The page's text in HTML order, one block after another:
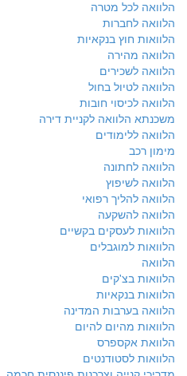
הלוואה לכל מטרה
הלוואה לחברות
הלוואות חוץ בנקאיות
הלוואה מהירה
הלוואה לשכירים
הלוואה לטיול בחול
הלוואה לכיסוי חובות
משכנתא הלוואה לקניית דירה
הלוואה ללימודים
מימון רכב
הלוואה לחתונה
הלוואה לשיפוץ
הלוואה להליך רפואי
הלוואה להשקעה
הלוואות לעסקים בקשיים
הלוואות למוגבלים
הלוואה
הלוואות בצ'קים
הלוואות בנקאיות
הלוואה בערבות המדינה
הלוואות מהיום להיום
הלוואת אקספרס
הלוואות לסטודנטים